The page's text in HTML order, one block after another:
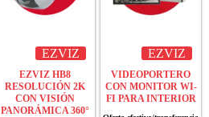
EZVIZ
EZVIZ HB8
RESOLUCIÓN 2K
CON VISIÓN
PANORÁMICA 360°
EZVIZ
VIDEOPORTERO
CON MONITOR WI-
FI PARA INTERIOR